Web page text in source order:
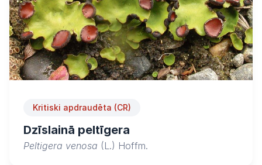
Kritiski apdraudēta (CR)
Dzīslainā peltīgera
Peltigera venosa (L.) Hoffm.